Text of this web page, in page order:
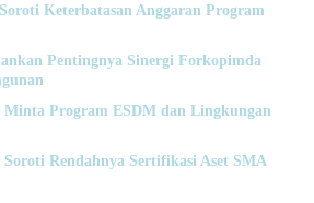
Keterbatasan Anggaran Program
Pentingnya Sinergi Forkopimda
Program ESDM dan Lingkungan
Rendahnya Sertifikasi Aset SMA